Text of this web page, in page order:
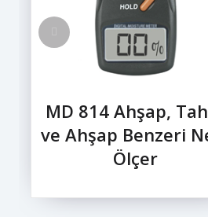
MD 814 Ahşap,
ve Ahşap Benzeri
Ölçer